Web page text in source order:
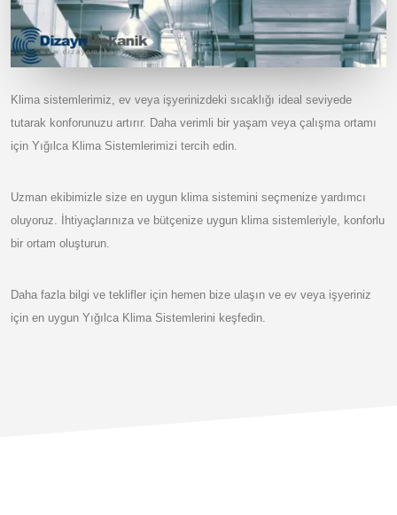
Klima sistemlerimiz, ev veya işyerinizdeki sıcaklığı ideal seviyede
tutarak konforunuzu artırır. Daha verimli bir yaşam veya çalışma ortamı
için Yığılca Klima Sistemlerimizi tercih edin.
Uzman ekibimizle size en uygun klima sistemini seçmenize yardımcı
oluyoruz. İhtiyaçlarınıza ve bütçenize uygun klima sistemleriyle, konforlu
bir ortam oluşturun.
Daha fazla bilgi ve teklifler için hemen bize ulaşın ve ev veya işyeriniz
için en uygun Yığılca Klima Sistemlerini keşfedin.